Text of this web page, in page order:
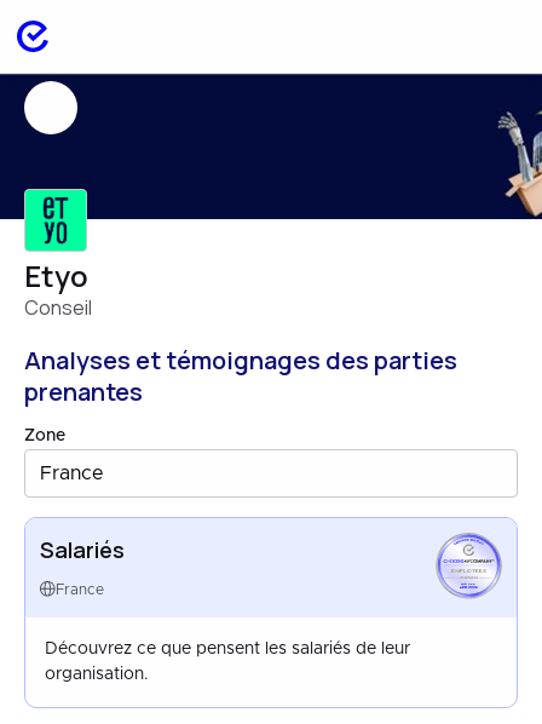
Etyo
Conseil
Analyses et témoignages des parties
prenantes
Zone
France
Salariés
France
EMPLOYEES
FRANCE
APR 2026
Découvrez ce que pensent les salariés de leur
organisation.